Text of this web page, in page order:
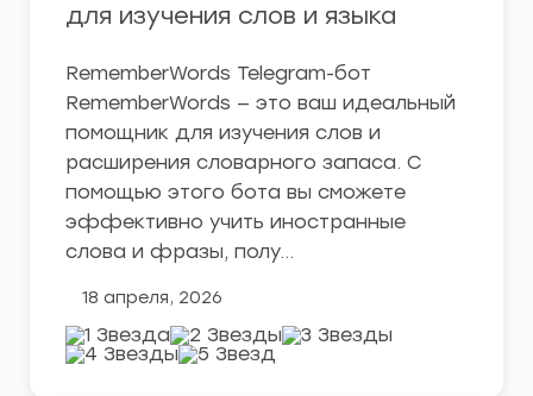
для изучения слов и языка
RememberWords Telegram-бот
RememberWords — это ваш идеальный
помощник для изучения слов и
расширения словарного запаса. С
помощью этого бота вы сможете
эффективно учить иностранные
слова и фразы, полу…
18 апреля, 2026